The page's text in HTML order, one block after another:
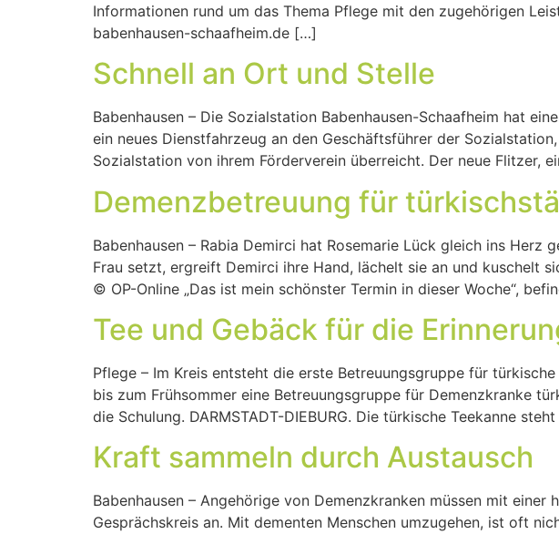
Informationen rund um das Thema Pflege mit den zugehörigen
babenhausen-schaafheim.de […]
Schnell an Ort und Stelle
Babenhausen – Die Sozialstation Babenhausen-Schaafheim hat
ein neues Dienstfahrzeug an den Geschäftsführer der
Sozialstation von ihrem Förderverein überreicht. Der neue Flitzer,
Demenzbetreuung für
Babenhausen – Rabia Demirci hat Rosemarie Lück gleich ins
Frau setzt, ergreift Demirci ihre Hand, lächelt sie an und kuschelt
© OP-Online „Das ist mein schönster Termin in dieser Woche“,
Tee und Gebäck für die
Pflege – Im Kreis entsteht die erste Betreuungsgruppe für
bis zum Frühsommer eine Betreuungsgruppe für Demenzkranke
die Schulung. DARMSTADT-DIEBURG. Die türkische Teekanne
Kraft sammeln durch Austausch
Babenhausen – Angehörige von Demenzkranken müssen mit
Gesprächskreis an. Mit dementen Menschen umzugehen, ist oft